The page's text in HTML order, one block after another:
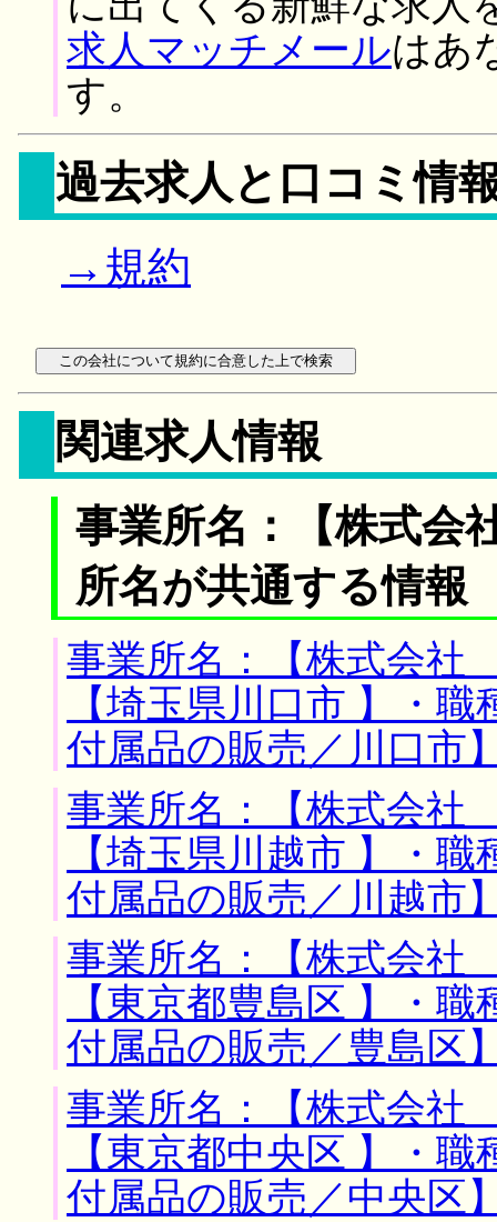
求人マッチメールはあ
す。
過去求人と口コミ情
→規約
関連求人情報
事業所名：【株式
所名が共通する情報
事業所名：【株式会
【埼玉県川口市 】・
付属品の販売／川口市
事業所名：【株式会
【埼玉県川越市 】・
付属品の販売／川越市
事業所名：【株式会
【東京都豊島区 】・
付属品の販売／豊島区
事業所名：【株式会
【東京都中央区 】・
付属品の販売／中央区